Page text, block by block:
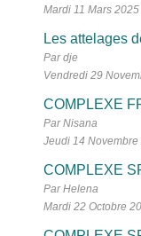
Mardi 11 Mars 2025
Les attelages
Par dje
Vendredi 29
COMPLEXE
Par Nisana
Jeudi 14 Novembre
COMPLEXE
Par Helena
Mardi 22 Octobre